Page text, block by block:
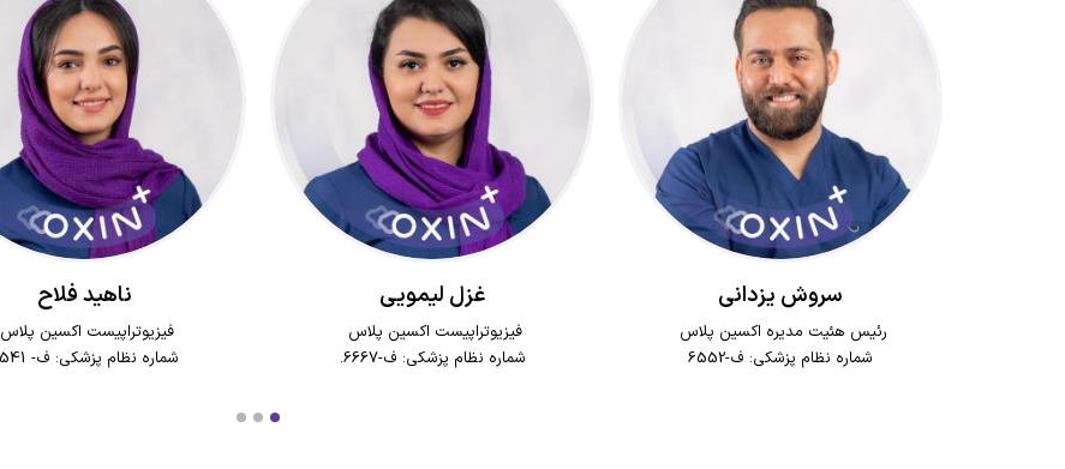
سروش یزدانی
رئیس هئیت مدیره اکسین پلاس
شماره نظام پزشکی: ف-6552
غزل لیمویی
فیزیوتراپیست اکسین پلاس
شماره نظام پزشکی: ف-6667.
ناهید فلاح
فیزیوتراپیست اکسین پلاس
شماره نظام پزشکی: ف- 6541